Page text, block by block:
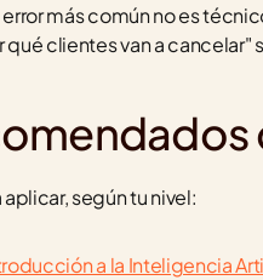
más común no es
clientes van a cancelar"
según tu nivel:
a la Inteligencia